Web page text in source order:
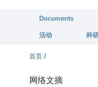
Documents
活动 科
首页 /
网络文摘